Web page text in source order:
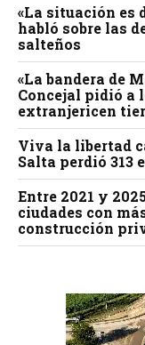
«La situación es
habló sobre las
salteños
«La bandera de
Concejal pidió a
extranjericen
Viva la libertad
Salta perdió 313
Entre 2021 y
ciudades con
construcción